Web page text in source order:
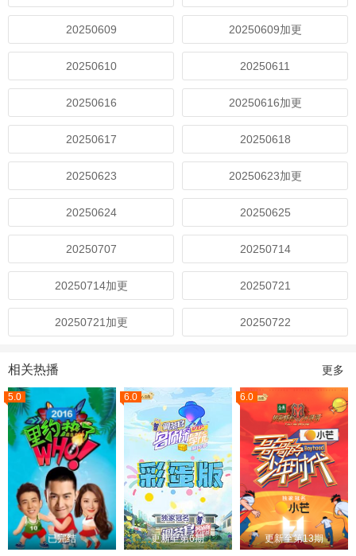
20250609 20250609加更
20250610 20250611
20250616 20250616加更
20250617 20250618
20250623 20250623加更
20250624 20250625
20250707 20250714
20250714加更 20250721
20250721加更 20250722
相关热播 更多
5.0
已完结
6.0
更新至第6期
6.0
更新至第13期